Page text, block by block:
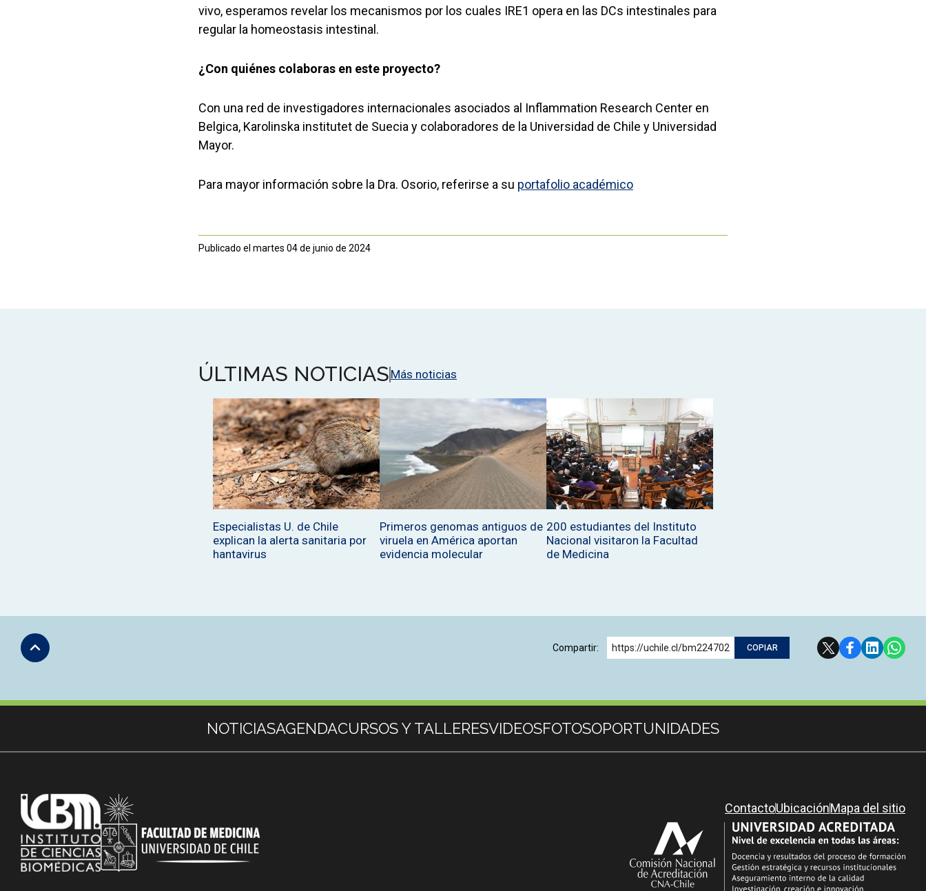
vivo, esperamos revelar los mecanismos por los cuales IRE1 opera en las DCs intestinales para
regular la homeostasis intestinal.
¿Con quiénes colaboras en este proyecto?
Con una red de investigadores internacionales asociados al Inflammation Research Center en
Belgica, Karolinska institutet de Suecia y colaboradores de la Universidad de Chile y Universidad
Mayor.
Para mayor información sobre la Dra. Osorio, referirse a su portafolio académico
Publicado el martes 04 de junio de 2024
ÚLTIMAS NOTICIAS Más noticias
Especialistas U. de Chile
explican la alerta sanitaria por
hantavirus
Primeros genomas antiguos de
viruela en América aportan
evidencia molecular
200 estudiantes del Instituto
Nacional visitaron la Facultad
de Medicina
Compartir: https://uchile.cl/bm224702 COPIAR
NOTICIASAGENDACURSOS Y TALLERESVIDEOSFOTOSOPORTUNIDADES
ContactoUbicaciónMapa del sitio